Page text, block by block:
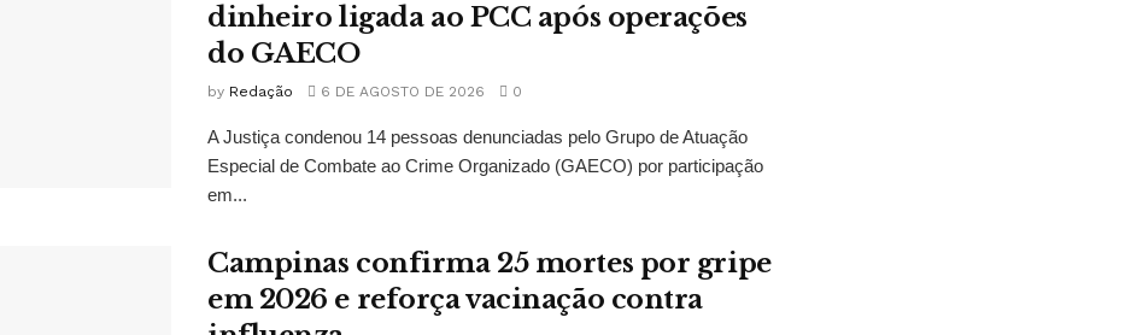
dinheiro ligada ao PCC após operações
do GAECO
by Redação 6 DE AGOSTO DE 2026 0
A Justiça condenou 14 pessoas denunciadas pelo Grupo de Atuação
Especial de Combate ao Crime Organizado (GAECO) por participação
em...
Campinas confirma 25 mortes por gripe
em 2026 e reforça vacinação contra